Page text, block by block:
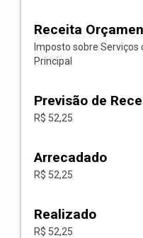
Receita
Imposto sobre Serviços
Principal
Previsão de
R$ 52,25
Arrecadado
R$ 52,25
Realizado
R$ 52,25